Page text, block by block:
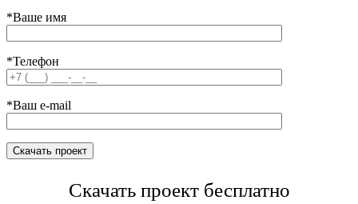
*Ваше имя
*Телефон
*Ваш e-mail
Скачать проект бесплатно